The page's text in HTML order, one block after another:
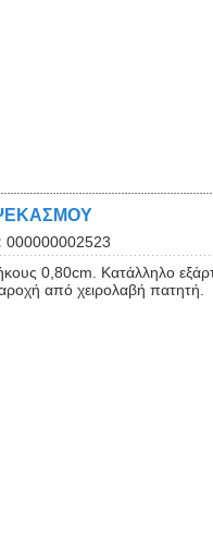
000000002523
0,80cm. Κατάλληλο
από χειρολαβή πατητή.